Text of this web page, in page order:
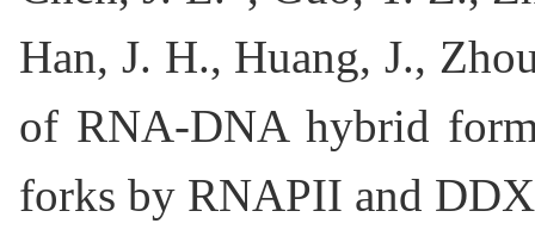
Han, J. H., Huang, J.,
of RNA-DNA hybrid
forks by RNAPII and